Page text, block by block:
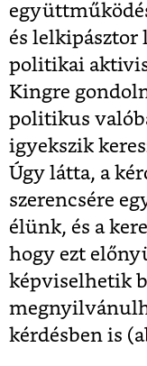
és
politikai
Kingre
politikus
igyekszik
Úgy látta, a
szerencsére
élünk, és a
hogy ezt
képviselhetik
kérdésben is